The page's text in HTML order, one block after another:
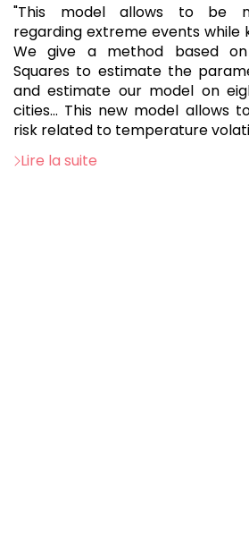
"This model allows to be
regarding extreme events while
We give a method based on
Squares to estimate the
and estimate our model on
cities... This new model allows
risk related to temperature
Lire la suite